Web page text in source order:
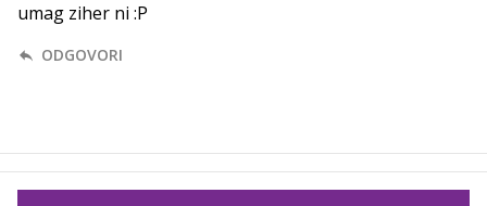
umag ziher ni :P
ODGOVORI